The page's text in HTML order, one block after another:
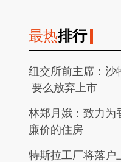
最热排行
纽交所前主席：沙
要么放弃上市
林郑月娥：致力为
廉价的住房
特斯拉工厂将落户